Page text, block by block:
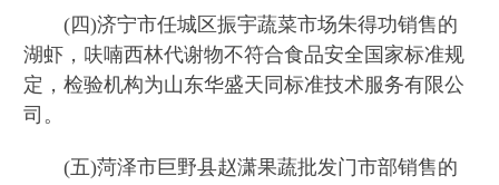
(四)济宁市任城区振宇蔬菜市场朱得功销售的
湖虾，呋喃西林代谢物不符合食品安全国家标准规
定，检验机构为山东华盛天同标准技术服务有限公
司。
(五)菏泽市巨野县赵潇果蔬批发门市部销售的